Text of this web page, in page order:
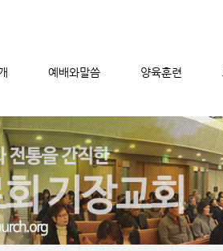
예배와말씀 양육훈련
뛰기